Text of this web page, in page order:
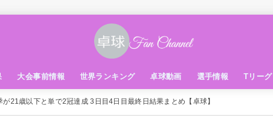
大会事前情報 世界ランキング 卓球動画 選手情報 Tリーグ
21歳以下と単で2冠達成 3日目4日目最終日結果まとめ【卓球】